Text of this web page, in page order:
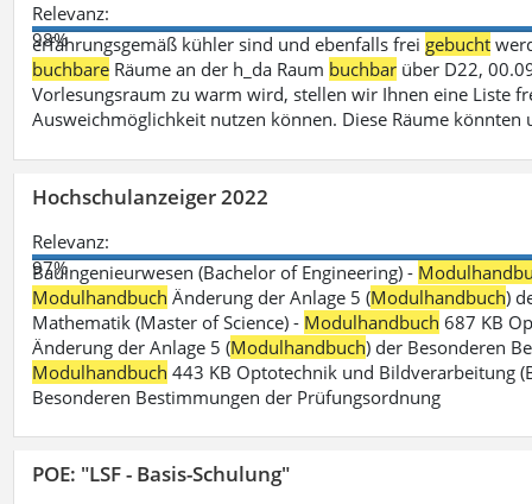
Relevanz:
98%
erfahrungsgemäß kühler sind und ebenfalls frei gebucht
buchbare Räume an der h_da Raum buchbar über D22,
Vorlesungsraum zu warm wird, stellen wir Ihnen eine Liste
Ausweichmöglichkeit nutzen können. Diese Räume könnten
Hochschulanzeiger 2022
Relevanz:
97%
Bauingenieurwesen (Bachelor of Engineering) -
Modulhandbuch Änderung der Anlage 5 (Modulhandbuch)
Mathematik (Master of Science) - Modulhandbuch 687 KB
Änderung der Anlage 5 (Modulhandbuch) der Besonderen
Modulhandbuch 443 KB Optotechnik und Bildverarbeitung
Besonderen Bestimmungen der Prüfungsordnung
POE: "LSF - Basis-Schulung"